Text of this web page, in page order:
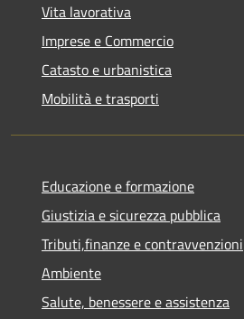
Vita lavorativa
Imprese e Commercio
Catasto e urbanistica
Mobilità e trasporti
Educazione e formazione
Giustizia e sicurezza pubblica
Tributi,finanze e contravvenzioni
Ambiente
Salute, benessere e assistenza